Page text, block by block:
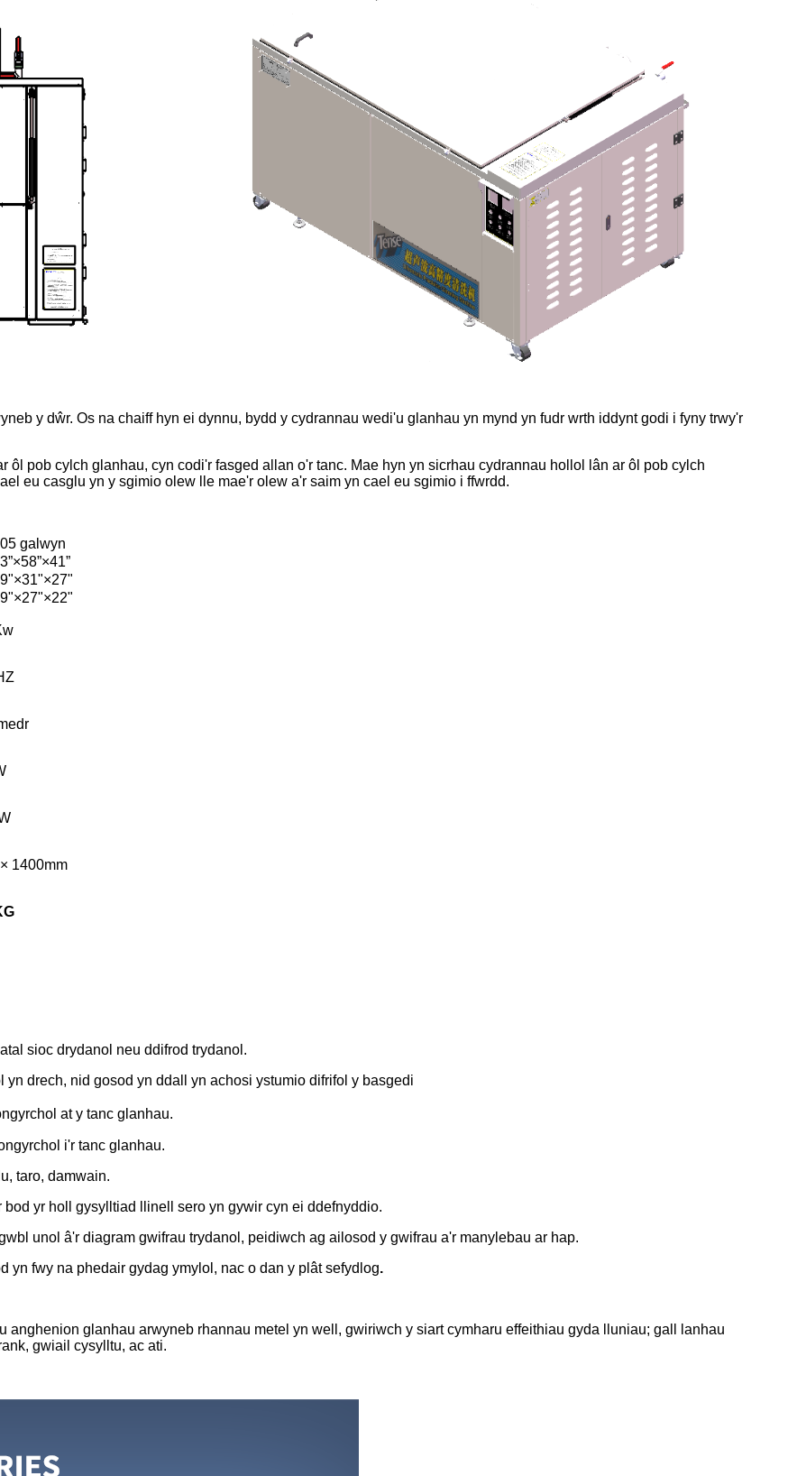
y dŵr. Os na chaiff hyn ei dynnu, bydd y cydrannau wedi'u glanhau yn mynd yn fudr wrth iddynt godi i fyny trwy'r
ôl pob cylch glanhau, cyn codi'r fasged allan o'r tanc. Mae hyn yn sicrhau cydrannau hollol lân ar ôl pob cylch
eu casglu yn y sgimio olew lle mae'r olew a'r saim yn cael eu sgimio i ffwrdd.
galwyn
1400mm
sioc drydanol neu ddifrod trydanol.
drech, nid gosod yn ddall yn achosi ystumio difrifol y basgedi
at y tanc glanhau.
i'r tanc glanhau.
taro, damwain.
yr holl gysylltiad llinell sero yn gywir cyn ei ddefnyddio.
unol â'r diagram gwifrau trydanol, peidiwch ag ailosod y gwifrau a'r manylebau ar hap.
yn fwy na phedair gydag ymylol, nac o dan y plât sefydlog.
glanhau arwyneb rhannau metel yn well, gwiriwch y siart cymharu effeithiau gyda lluniau; gall lanhau
gwiail cysylltu, ac ati.